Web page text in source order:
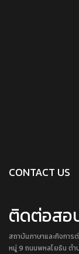
CONTACT US
ติดต่อสอ
สถาบันภาษาและกิจการ
หมู่ 9 ถนนพหลโยธิน ตำ